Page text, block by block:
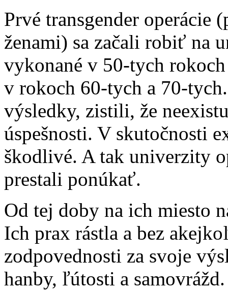
Prvé transgender operácie
ženami) sa začali robiť na
vykonané v 50-tych
v rokoch 60-tych a 70-
výsledky, zistili, že
úspešnosti. V skutočnosti
škodlivé. A tak univerzity
prestali ponúkať.
Od tej doby na ich miesto
Ich prax rástla a bez
zodpovednosti za svoje
hanby, ľútosti a samovrážd.